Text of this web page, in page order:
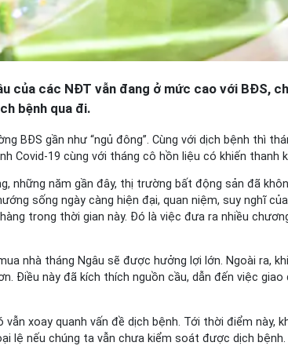
của các NĐT vẫn đang ở mức cao với BĐS,
bệnh qua đi.
BĐS gần như “ngủ đông”. Cùng với dịch bệnh thì
Covid-19 cùng với tháng cô hồn liệu có khiến
những năm gần đây, thị trường bất động sản đã
sống ngày càng hiện đại, quan niệm, suy nghĩ
trong thời gian này. Đó là việc đưa ra nhiều
nhà tháng Ngâu sẽ được hưởng lợi lớn. Ngoài ra,
Điều này đã kích thích nguồn cầu, dẫn đến việc
xoay quanh vấn đề dịch bệnh. Tới thời điểm này,
lệ nếu chúng ta vẫn chưa kiểm soát được dịch bệnh.